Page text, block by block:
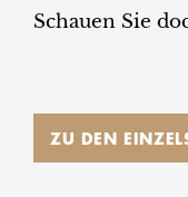
Schauen Sie
ZU DEN